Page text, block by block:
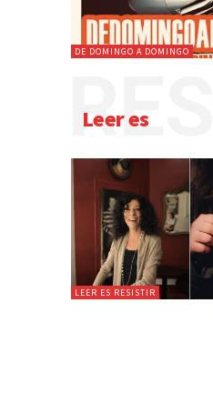
DE DOMINGO A DOMINGO
Leer es
LEER ES RESISTIR